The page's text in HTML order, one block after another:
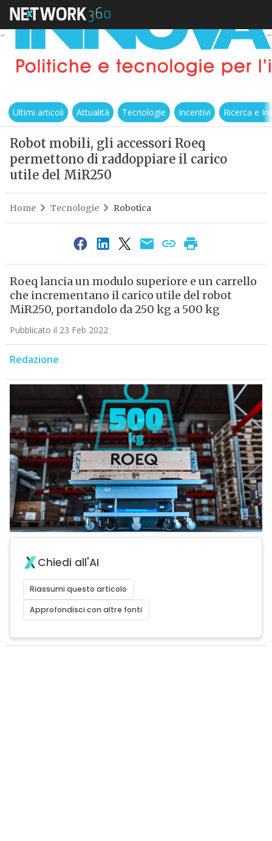
Ultimi articoli Attualità Tecnologie Incentivi Ricerca e
Robot mobili, gli accessori Roeq
permettono di raddoppiare il carico
utile del MiR250
Home Tecnologie Robotica
Roeq lancia un modulo superiore e un carrello
che incrementano il carico utile del robot
MiR250, portandolo da 250 kg a 500 kg
Pubblicato il 23 Feb 2022
Redazione
Chiedi all'AI
Riassumi questo articolo
Approfondisci con altre fonti